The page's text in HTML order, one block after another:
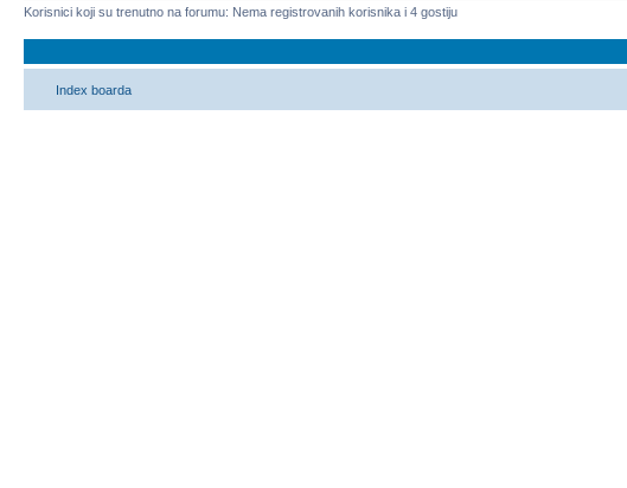
Korisnici koji su trenutno na forumu: Nema registrovanih korisnika i 4 gostiju
Index boarda